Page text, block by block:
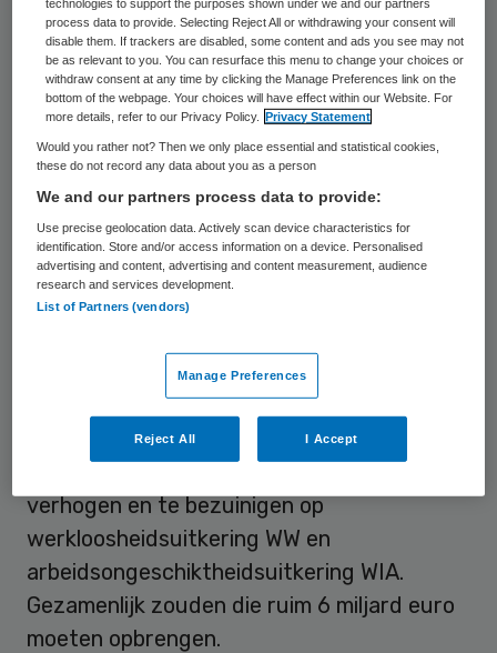
collectieve acties. Stakingen en
werkonderbrekingen worden niet
uitgesloten. Dit zal grote delen van
Nederland raken”, zeggen de voorzitters
van de bonden in een gezamenlijke
verklaring.
Miljardenbezuinigingen
Het kabinet-Jetten wil miljarden besparen
gezondheidszorg om de stijging van de
defensie-uitgaven te dekken. De bonden
zijn al langer verbolgen over de
verhogen en te bezuinigen op
werkloosheidsuitkering WW en
arbeidsongeschiktheidsuitkering WIA.
Gezamenlijk zouden die ruim 6 miljard euro
moeten opbrengen.
process data to provide. Selecting Reject All or withdrawing your consent will
disable them. If trackers are disabled, some content and ads you see may not
be as relevant to you. You can resurface this menu to change your choices or
withdraw consent at any time by clicking the Manage Preferences link on the
bottom of the webpage. Your choices will have effect within our Website. For
more details, refer to our Privacy Policy.
Privacy Statement
Would you rather not? Then we only place essential and statistical cookies,
these do not record any data about you as a person
We and our partners process data to provide:
Use precise geolocation data. Actively scan device characteristics for
identification. Store and/or access information on a device. Personalised
advertising and content, advertising and content measurement, audience
research and services development.
List of Partners (vendors)
Manage Preferences
Reject All I Accept